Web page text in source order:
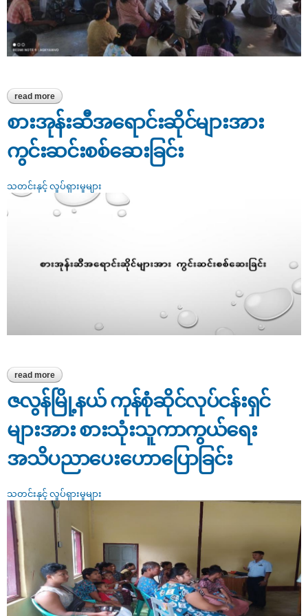
read more about လေးမျက်နှာမြို့နယ် စားသုံးသူအသိပညာပေး ဟောပြောပွဲပြုလုပ်
စားအုန်းဆီအရောင်းဆိုင်များအား
ကွင်းဆင်းစစ်ဆေးခြင်း
သတင်းနှင့် လှုပ်ရှားမှုများ
read more about စားအုန်းဆီအရောင်းဆိုင်များအား ကွင်းဆင်းစစ်ဆေးခြင်း
ဇလွန်မြို့နယ် ကုန်စုံဆိုင်လုပ်ငန်းရှင်
များအား စားသုံးသူကာကွယ်ရေး
အသိပညာပေးဟောပြောခြင်း
သတင်းနှင့် လှုပ်ရှားမှုများ